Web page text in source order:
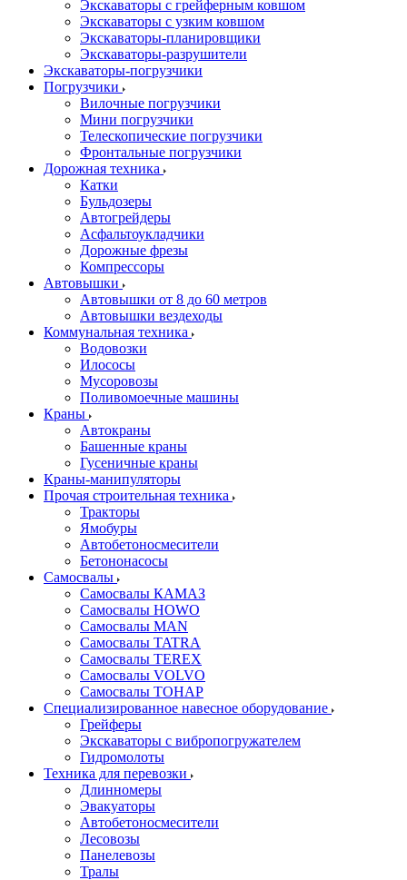
Экскаваторы с грейферным ковшом
Экскаваторы с узким ковшом
Экскаваторы-планировщики
Экскаваторы-разрушители
Экскаваторы-погрузчики
Погрузчики
Вилочные погрузчики
Мини погрузчики
Телескопические погрузчики
Фронтальные погрузчики
Дорожная техника
Катки
Бульдозеры
Автогрейдеры
Асфальтоукладчики
Дорожные фрезы
Компрессоры
Автовышки
Автовышки от 8 до 60 метров
Автовышки вездеходы
Коммунальная техника
Водовозки
Илососы
Мусоровозы
Поливомоечные машины
Краны
Автокраны
Башенные краны
Гусеничные краны
Краны-манипуляторы
Прочая строительная техника
Тракторы
Ямобуры
Автобетоносмесители
Бетононасосы
Самосвалы
Самосвалы КАМАЗ
Самосвалы HOWO
Самосвалы MAN
Самосвалы TATRA
Самосвалы TEREX
Самосвалы VOLVO
Самосвалы ТОНАР
Специализированное навесное оборудование
Грейферы
Экскаваторы с вибропогружателем
Гидромолоты
Техника для перевозки
Длинномеры
Эвакуаторы
Автобетоносмесители
Лесовозы
Панелевозы
Тралы